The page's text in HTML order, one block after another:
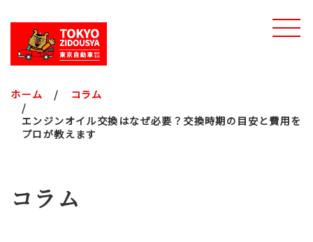
ホーム
コラム
エンジンオイル交換はなぜ必要？交換時期の目安と費用を
プロが教えます
コラム